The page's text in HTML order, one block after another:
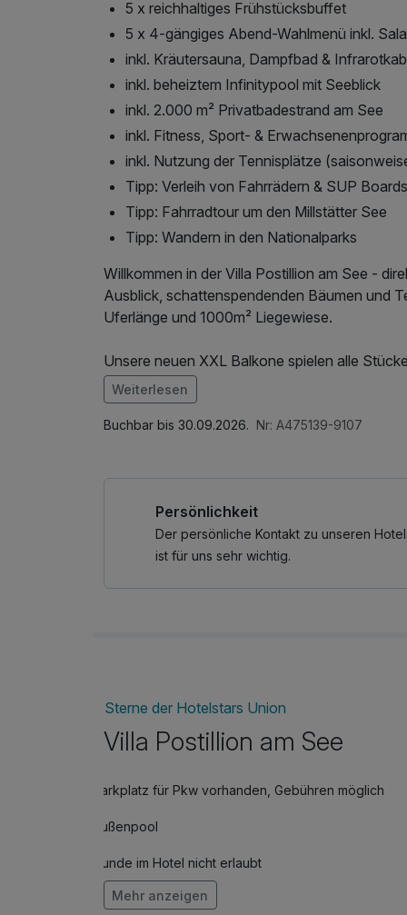
5 x reichhaltiges Frühstücksbuffet
5 x 4-gängiges Abend-Wahlmenü inkl.
inkl. Kräutersauna, Dampfbad &
inkl. beheiztem Infinitypool mit Seeblick
inkl. 2.000 m² Privatbadestrand am See
inkl. Fitness, Sport- &
inkl. Nutzung der Tennisplätze
Tipp: Verleih von Fahrrädern & SUP
Tipp: Fahrradtour um den Millstätter See
Tipp: Wandern in den Nationalparks
Willkommen in der Villa Postillion am See -
Ausblick, schattenspendenden Bäumen und
Uferlänge und 1000m² Liegewiese.
Unsere neuen XXL Balkone spielen alle
Ihr persönlicher Logenplatz im Frühling,
Im Angebot enthalten
Saunabenutzung, Saunatuch, Parkplatz,
Weiterlesen
Buchbar bis 30.09.2026. Nr: A475139-9107
Persönlichkeit
Der persönliche Kontakt zu unseren
ist für uns sehr wichtig.
Sterne der Hotelstars Union
Villa Postillion am See
Parkplatz für Pkw vorhanden, Gebühren möglich
Außenpool
Hunde im Hotel nicht erlaubt
Fahrradverleih
Mehr anzeigen